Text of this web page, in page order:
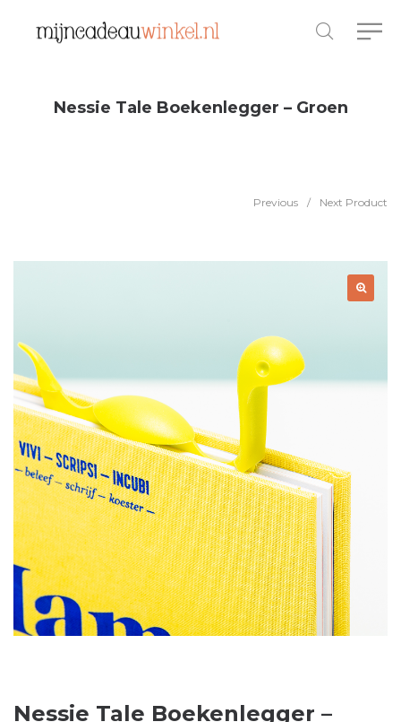
Nessie Tale Boekenlegger – Groen
Previous / Next Product
Nessie Tale Boekenlegger –